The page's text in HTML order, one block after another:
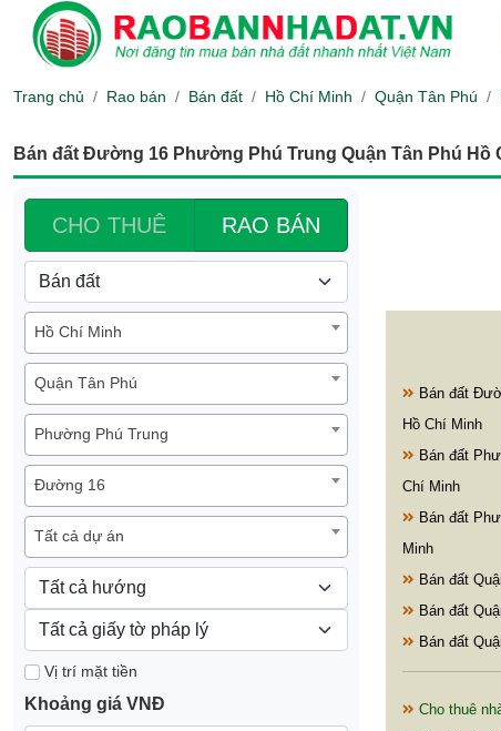
Trang chủ Rao bán Bán đất Hồ Chí Minh Quận Tân Phú
Bán đất Đường 16 Phường Phú Trung Quận Tân Phú Hồ
CHO THUÊ RAO BÁN
Hồ Chí Minh
Quận Tân Phú
Phường Phú Trung
Đường 16
Tất cả dự án
Vị trí mặt tiền
Khoảng giá VNĐ
Bán đất
Hồ Chí Minh
Bán đất
Chí Minh
Bán đất
Minh
Bán đất
Bán đất
Bán đất
Cho thuê